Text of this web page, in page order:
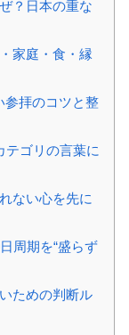
？日本の重な
家庭・食・縁
参拝のコツと整
テゴリの言葉に
ない心を先に
周期を“盛らず
ための判断ル